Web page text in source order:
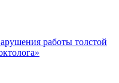
работы толстой